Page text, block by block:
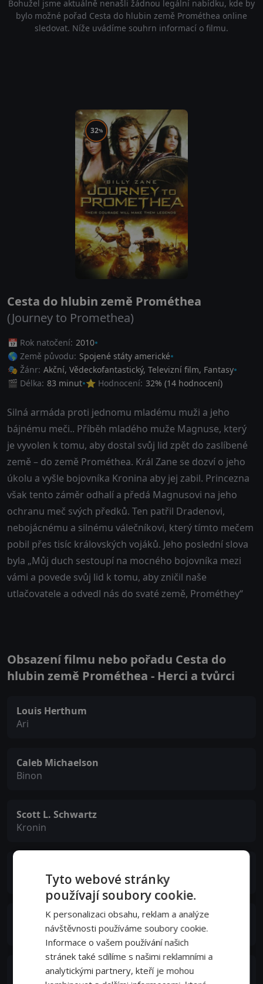
Bohužel jsme aktuálně nenašli žádnou legální nabídku, kde by
bylo možné pořad Cesta do hlubin země Prométhea online
sledovat. Níže uvádíme souhrn informací o filmu.
32%
Cesta do hlubin země Prométhea
(Journey to Promethea)
📅 Rok natočení: 2010
🌎 Země původu: Spojené státy americké
🎭 Žánr: Akční, Vědeckofantastický, Televizní film, Fantasy
🎬 Délka: 83 minut ⭐ Hodnocení: 32% (14 hodnocení)
Silná armáda proti jednomu mladému muži a jeho
bájnému meči.. Příběh mladého muže Magnuse, který
je vyvolen k tomu, aby dostal svůj lid zpět do zaslíbené
země – do země Prométhea. Král Zane se dozví o jeho
úkolu a vyšle bojovníka Kronina aby jej zabil. Princezna
však tento záměr odhalí a předá Magnusovi na jeho
ochranu meč svých předků. Ten patřil Dradenovi,
nebojácnému a silnému válečníkovi, který tímto mečem
pobil přes tisíc královských vojáků. Jeho poslední slova
byla „Můj duch sestoupí na mocného bojovníka mezi
vámi a povede svůj lid k tomu, aby zničil naše
utlačovatele a odvedl nás do svaté země, Prométhey“
Obsazení filmu nebo pořadu Cesta do
hlubin země Prométhea - Herci a tvůrci
Louis Herthum
Ari
Caleb Michaelson
Binon
Scott L. Schwartz
Kronin
King Laypach
Sam Murphy
Magnus
Drew Rin Varick
Tyto webové stránky
používají soubory cookie.
K personalizaci obsahu, reklam a analýze
návštěvnosti používáme soubory cookie.
Informace o vašem používání našich
stránek také sdílíme s našimi reklamními a
analytickými partnery, kteří je mohou